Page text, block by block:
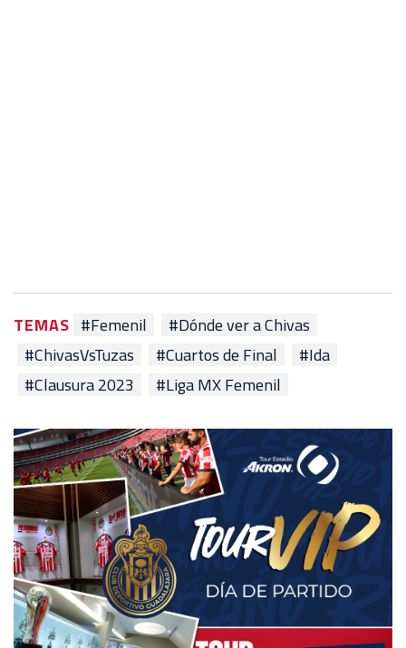
TEMAS #Femenil
#Dónde ver a Chivas
#ChivasVsTuzas
#Cuartos de Final
#Ida
#Clausura 2023
#Liga MX Femenil